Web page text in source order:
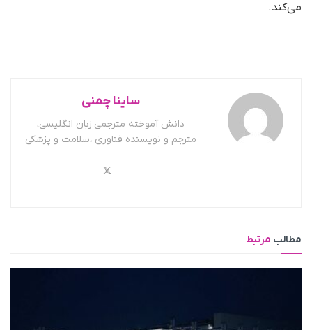
می‌کند.
ساینا چمنی
دانش آموخته مترجمی زبان انگلیسی،
مترجم و نویسنده فناوری ،سلامت و پزشکی
مطالب مرتبط